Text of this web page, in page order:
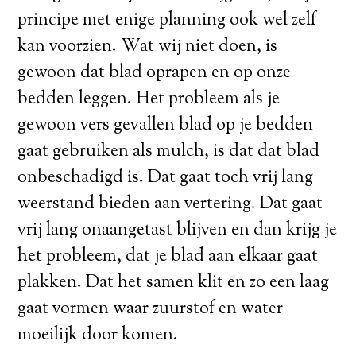
principe met enige planning ook wel zelf
kan voorzien. Wat wij niet doen, is
gewoon dat blad oprapen en op onze
bedden leggen. Het probleem als je
gewoon vers gevallen blad op je bedden
gaat gebruiken als mulch, is dat dat blad
onbeschadigd is. Dat gaat toch vrij lang
weerstand bieden aan vertering. Dat gaat
vrij lang onaangetast blijven en dan krijg je
het probleem, dat je blad aan elkaar gaat
plakken. Dat het samen klit en zo een laag
gaat vormen waar zuurstof en water
moeilijk door komen.